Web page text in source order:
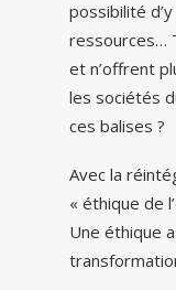
possibilité
ressources…
et n’offrent
les sociétés
ces balises ?
Avec la
« éthique de
Une éthique